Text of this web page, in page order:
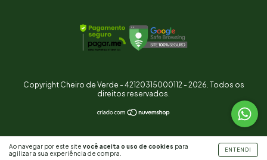
Ao navegar por este site você aceita o uso de cookies para
agilizar a sua experiência de compra.
ENTENDI
Copyright Cheiro de Verde - 42120315000112 - 2026. Todos os
direitos reservados.